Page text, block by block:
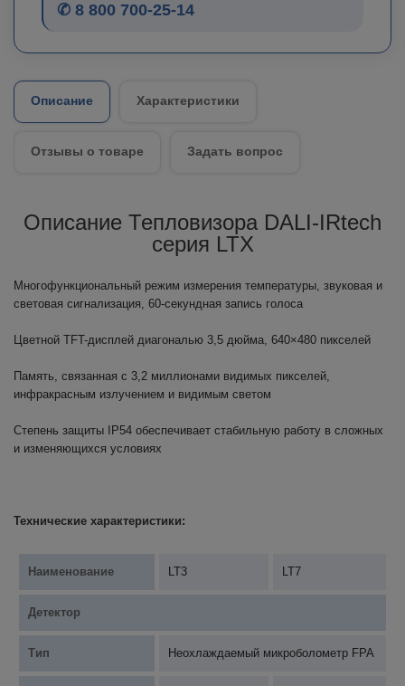
✆ 8 800 700-25-14
Описание Характеристики
Отзывы о товаре Задать вопрос
Описание Тепловизора DALI-IRtech
серия LTX
Многофункциональный режим измерения температуры, звуковая и
световая сигнализация, 60-секундная запись голоса
Цветной TFT-дисплей диагональю 3,5 дюйма, 640×480 пикселей
Память, связанная с 3,2 миллионами видимых пикселей,
инфракрасным излучением и видимым светом
Степень защиты IP54 обеспечивает стабильную работу в сложных
и изменяющихся условиях
Технические характеристики:
Наименование LT3 LT7
Детектор
Тип Неохлаждаемый микроболометр FPA